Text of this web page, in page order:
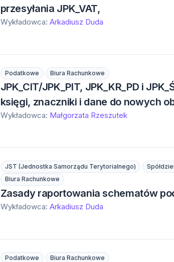
przesyłania JPK_VAT,
Wykładowca: Arkadiusz Duda
Podatkowe Biura Rachunkowe
JPK_CIT/JPK_PIT, JPK_KR_PD i
księgi, znaczniki i dane do nowych
Wykładowca: Małgorzata Rzeszutek
JST (Jednostka Samorządu Terytorialnego)
Biura Rachunkowe
Zasady raportowania schematów
Wykładowca: Arkadiusz Duda
Podatkowe Biura Rachunkowe